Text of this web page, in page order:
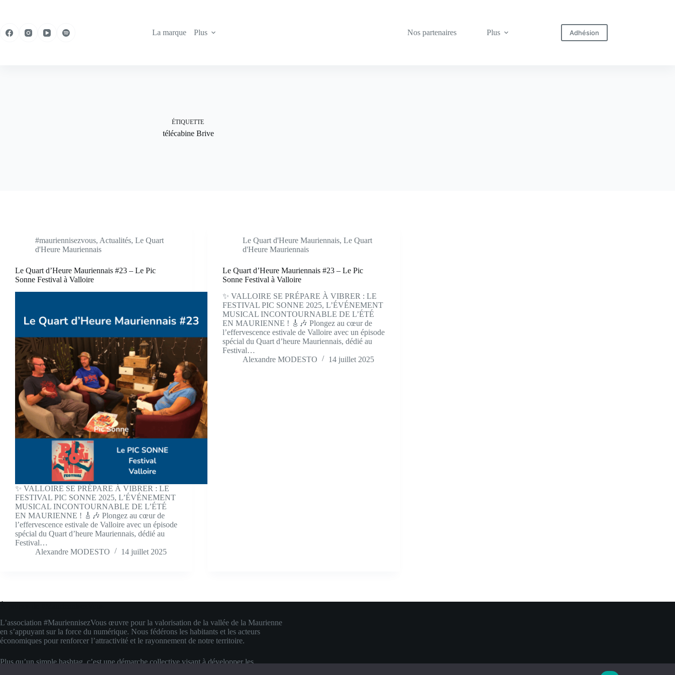
La marque
Plus Nos partenaires Plus Adhésion
ÉTIQUETTE
télécabine Brive
#mauriennisezvous, Actualités, Le Quart
d'Heure Mauriennais
Le Quart d’Heure Mauriennais #23 – Le Pic
Sonne Festival à Valloire
✨ VALLOIRE SE PRÉPARE À VIBRER : LE
FESTIVAL PIC SONNE 2025, L’ÉVÉNEMENT
MUSICAL INCONTOURNABLE DE L’ÉTÉ
EN MAURIENNE ! 🎸🎶 Plongez au cœur de
l’effervescence estivale de Valloire avec un épisode
spécial du Quart d’heure Mauriennais, dédié au
Festival…
Alexandre MODESTO
14 juillet 2025
Le Quart d'Heure Mauriennais,Le Quart
d'Heure Mauriennais
Le Quart d’Heure Mauriennais #23 – Le Pic
Sonne Festival à Valloire
✨ VALLOIRE SE PRÉPARE À VIBRER : LE
FESTIVAL PIC SONNE 2025, L’ÉVÉNEMENT
MUSICAL INCONTOURNABLE DE L’ÉTÉ
EN MAURIENNE ! 🎸🎶 Plongez au cœur de
l’effervescence estivale de Valloire avec un épisode
spécial du Quart d’heure Mauriennais, dédié au
Festival…
Alexandre MODESTO
14 juillet 2025
L’association #MauriennisezVous œuvre pour la valorisation de la vallée de la Maurienne
en s’appuyant sur la force du numérique. Nous fédérons les habitants et les acteurs
économiques pour renforcer l’attractivité et le rayonnement de notre territoire.
Plus qu’un simple hashtag, c’est une démarche collective visant à développer les